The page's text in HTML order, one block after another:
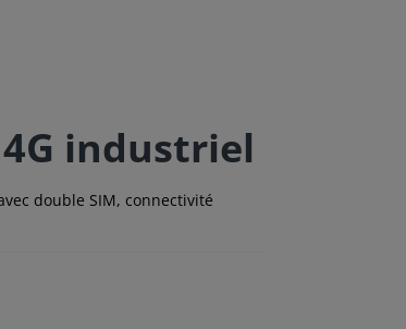
industriel
double SIM, connectivité